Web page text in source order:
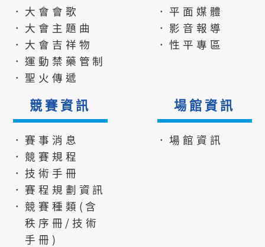
．大會會歌
．大會主題曲
．大會吉祥物
．運動禁藥管制
．聖火傳遞
．平面媒體
．影音報導
．性平專區
競賽資訊
．賽事消息
．競賽規程
．技術手冊
．賽程規劃資訊
．競賽種類(含
秩序冊/技術
手冊)
場館資訊
．場館資訊